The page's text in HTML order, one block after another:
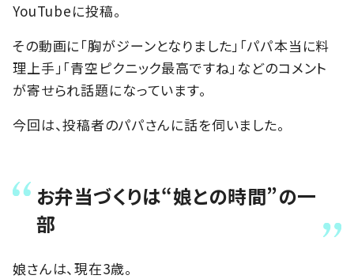
YouTubeに投稿。
その動画に「胸がジーンとなりました」「パパ本当に料
理上手」「青空ピクニック最高ですね」などのコメント
が寄せられ話題になっています。
今回は、投稿者のパパさんに話を伺いました。
お弁当づくりは“娘との時間”の一
部
娘さんは、現在3歳。